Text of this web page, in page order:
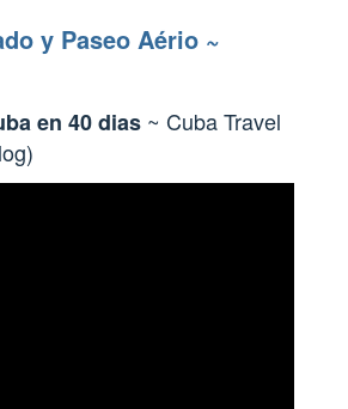
y Paseo Aério ~
en 40 dias ~ Cuba Travel